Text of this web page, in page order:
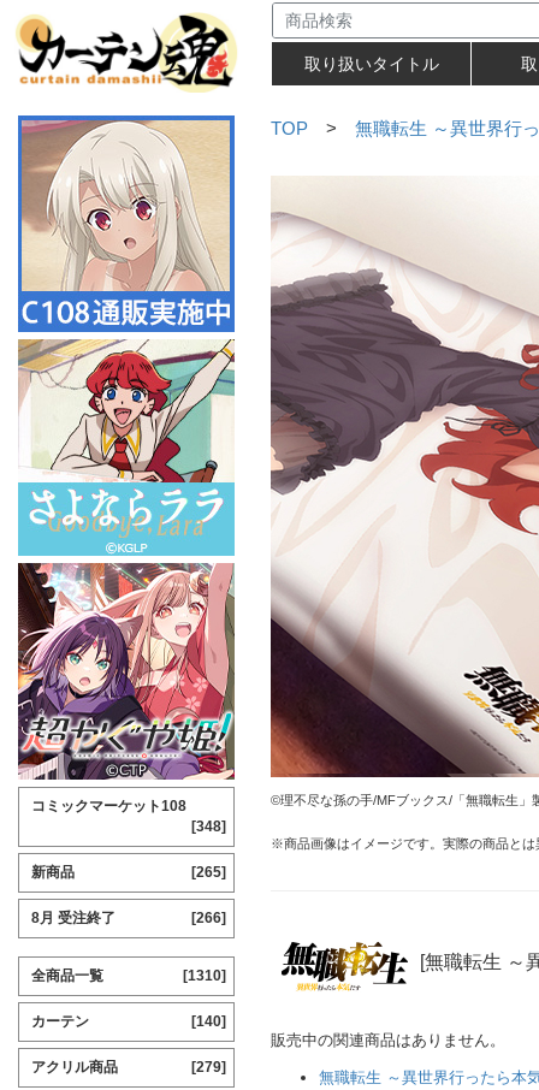
取り扱いタイトル
TOP > 無職転生 ～異世界行
©理不尽な孫の手/MFブックス/「無職転生」
※商品画像はイメージです。実際の商品と
[無職転生 ～
販売中の関連商品はありません。
無職転生 ～異世界行ったら本
コミックマーケット108
[348]
新商品 [265]
8月 受注終了 [266]
全商品一覧 [1310]
カーテン [140]
アクリル商品 [279]